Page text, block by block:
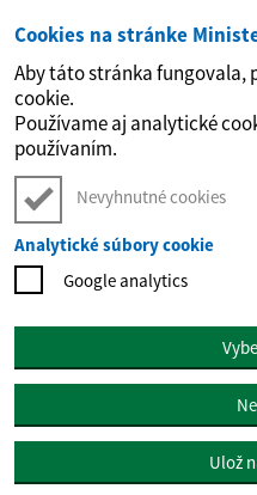
Preskočiť na hlavný obsah
Cookies na stránke
Aby táto stránka fungovala,
cookie.
Používame aj analytické
používaním.
Nevyhnutné cookies
Analytické súbory cookie
Google analytics
Ulož